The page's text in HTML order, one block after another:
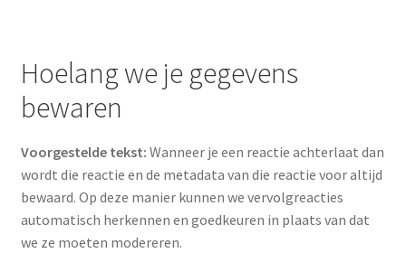
Hoelang we je gegevens
bewaren
Voorgestelde tekst: Wanneer je een reactie achterlaat dan
wordt die reactie en de metadata van die reactie voor altijd
bewaard. Op deze manier kunnen we vervolgreacties
automatisch herkennen en goedkeuren in plaats van dat
we ze moeten modereren.